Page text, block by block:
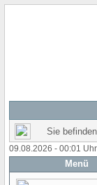
Sie
09.08.2026 - 00:01 Uhr
Menü